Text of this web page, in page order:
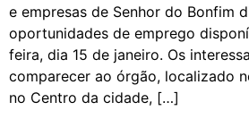
e empresas de Senhor do Bonfim
oportunidades de emprego
feira, dia 15 de janeiro. Os
comparecer ao órgão, localizado
no Centro da cidade, […]